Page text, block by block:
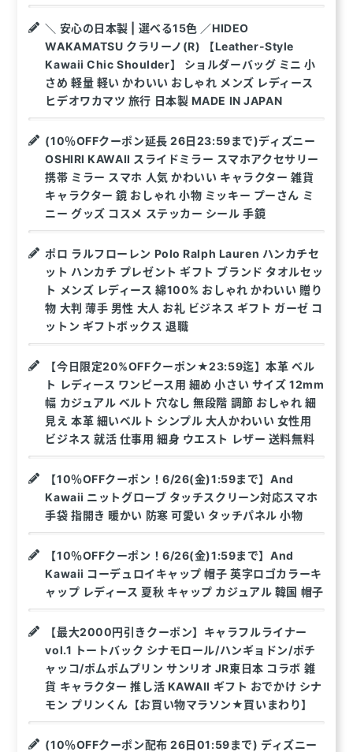
＼ 安心の日本製 | 選べる15色 ／HIDEO
WAKAMATSU クラリーノ(R) 【Leather-Style
Kawaii Chic Shoulder】 ショルダーバッグ ミニ 小
さめ 軽量 軽い かわいい おしゃれ メンズ レディース
ヒデオワカマツ 旅行 日本製 MADE IN JAPAN
(10％OFFクーポン延長 26日23:59まで)ディズニー
OSHIRI KAWAII スライドミラー スマホアクセサリー
携帯 ミラー スマホ 人気 かわいい キャラクター 雑貨
キャラクター 鏡 おしゃれ 小物 ミッキー プーさん ミ
ニー グッズ コスメ ステッカー シール 手鏡
ポロ ラルフローレン Polo Ralph Lauren ハンカチセ
ット ハンカチ プレゼント ギフト ブランド タオルセッ
ト メンズ レディース 綿100% おしゃれ かわいい 贈り
物 大判 薄手 男性 大人 お礼 ビジネス ギフト ガーゼ コ
ットン ギフトボックス 退職
【今日限定20%OFFクーポン★23:59迄】本革 ベル
ト レディース ワンピース用 細め 小さい サイズ 12mm
幅 カジュアル ベルト 穴なし 無段階 調節 おしゃれ 細
見え 本革 細いベルト シンプル 大人かわいい 女性用
ビジネス 就活 仕事用 細身 ウエスト レザー 送料無料
【10％OFFクーポン！6/26(金)1:59まで】And
Kawaii ニットグローブ タッチスクリーン対応スマホ
手袋 指開き 暖かい 防寒 可愛い タッチパネル 小物
【10％OFFクーポン！6/26(金)1:59まで】And
Kawaii コーデュロイキャップ 帽子 英字ロゴカラーキ
ャップ レディース 夏秋 キャップ カジュアル 韓国 帽子
【最大2000円引きクーポン】キャラフルライナー
vol.1 トートバック シナモロール/ハンギョドン/ポチ
ャッコ/ポムポムプリン サンリオ JR東日本 コラボ 雑
貨 キャラクター 推し活 KAWAII ギフト おでかけ シナ
モン プリンくん【お買い物マラソン★買いまわり】
(10％OFFクーポン配布 26日01:59まで) ディズニー